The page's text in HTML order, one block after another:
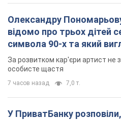
приймають старі долари
8 часов назад 61,6 т.